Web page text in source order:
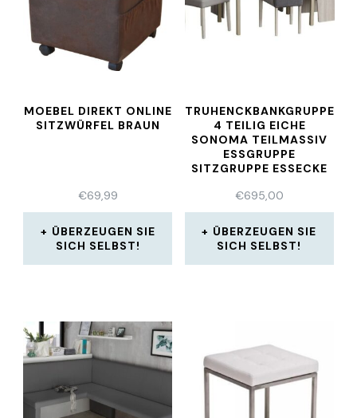
MOEBEL DIREKT ONLINE
SITZWÜRFEL BRAUN
€69,99
ÜBERZEUGEN SIE
SICH SELBST!
TRUHENCKBANKGRUPPE
4 TEILIG EICHE
SONOMA TEILMASSIV
ESSGRUPPE
SITZGRUPPE ESSECKE
€695,00
ÜBERZEUGEN SIE
SICH SELBST!